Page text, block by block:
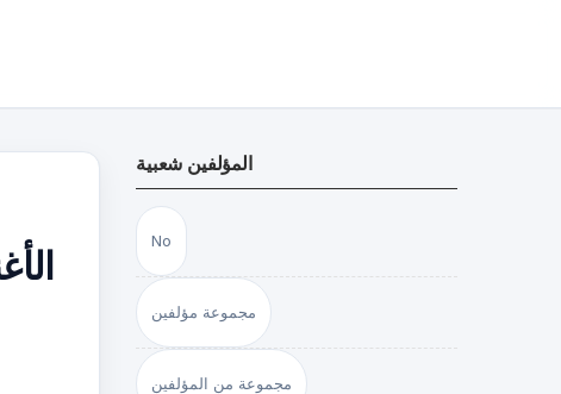
المؤلفين شعبية
No
مجموعة مؤلفين
مجموعة من المؤلفين